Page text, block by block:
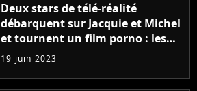
Deux stars de télé-réalité
débarquent sur Jacquie et Michel
et tournent un film porno : les
premières images du tournage
(exclu)
19 juin 2023